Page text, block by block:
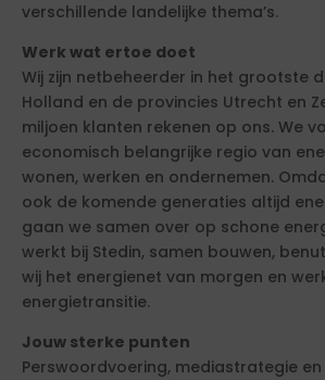
verschillende landelijke thema’s.
Werk wat ertoe doet
Wij zijn netbeheerder in het grootste
Holland en de provincies Utrecht en
miljoen klanten rekenen op ons. We
economisch belangrijke regio van
wonen, werken en ondernemen.
ook de komende generaties altijd
gaan we samen over op schone
werkt bij Stedin, samen bouwen,
wij het energienet van morgen en
energietransitie.
Jouw sterke punten
Perswoordvoering, mediastrategie